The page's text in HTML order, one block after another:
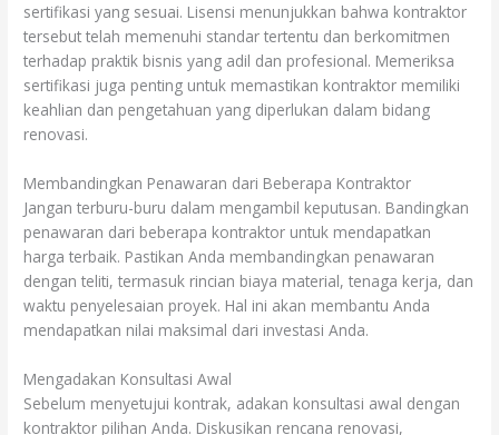
sertifikasi yang sesuai. Lisensi menunjukkan bahwa kontraktor
tersebut telah memenuhi standar tertentu dan berkomitmen
terhadap praktik bisnis yang adil dan profesional. Memeriksa
sertifikasi juga penting untuk memastikan kontraktor memiliki
keahlian dan pengetahuan yang diperlukan dalam bidang
renovasi.
Membandingkan Penawaran dari Beberapa Kontraktor
Jangan terburu-buru dalam mengambil keputusan. Bandingkan
penawaran dari beberapa kontraktor untuk mendapatkan
harga terbaik. Pastikan Anda membandingkan penawaran
dengan teliti, termasuk rincian biaya material, tenaga kerja, dan
waktu penyelesaian proyek. Hal ini akan membantu Anda
mendapatkan nilai maksimal dari investasi Anda.
Mengadakan Konsultasi Awal
Sebelum menyetujui kontrak, adakan konsultasi awal dengan
kontraktor pilihan Anda. Diskusikan rencana renovasi,